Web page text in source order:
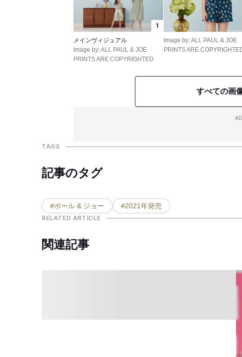
1
メインヴィジュアル
Image by: ALL PAUL & JOE
PRINTS ARE COPYRIGHTED
Image by: ALL PAUL & JOE
PRINTS ARE
すべての画
TAGS
記事のタグ
#ポール & ジョー #2021年発売
RELATED ARTICLE
関連記事